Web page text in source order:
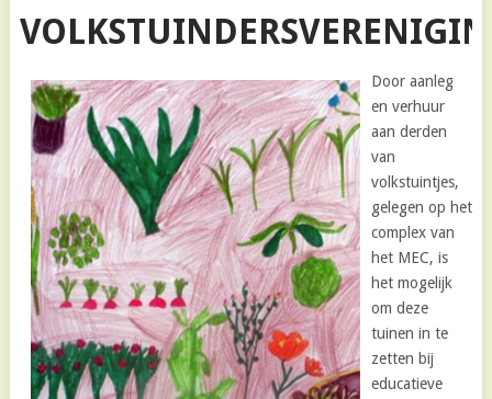
Door aanleg
en verhuur
aan derden
van
volkstuintjes,
gelegen op het
complex van
het MEC, is
het mogelijk
om deze
tuinen in te
zetten bij
educatieve